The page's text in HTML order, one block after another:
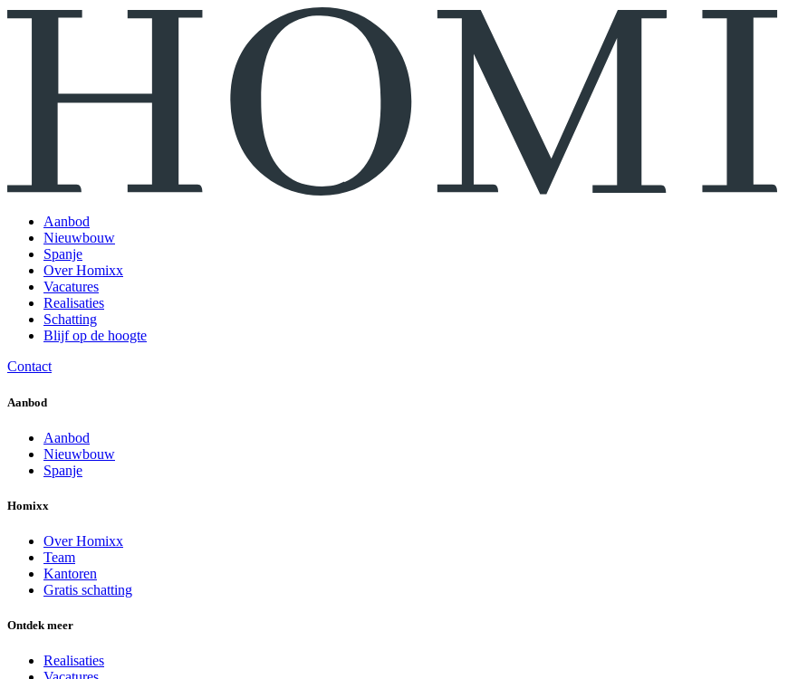
Aanbod
Nieuwbouw
Spanje
Over Homixx
Vacatures
Realisaties
Schatting
Blijf op de hoogte
Contact
Aanbod
Aanbod
Nieuwbouw
Spanje
Homixx
Over Homixx
Team
Kantoren
Gratis schatting
Ontdek meer
Realisaties